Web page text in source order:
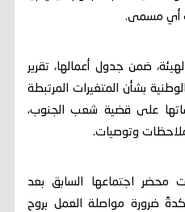
أي مسمى.
ضمن جدول أعمالها، تقرير
بشأن المتغيرات المرتبطة
على قضية شعب الجنوب،
وتوصيات.
محضر اجتماعها السابق بعد
ضرورة مواصلة العمل بروح